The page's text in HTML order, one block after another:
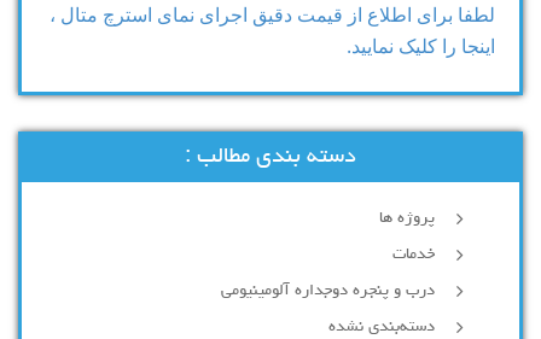
لطفا برای اطلاع از قیمت دقیق اجرای نمای استرچ متال ،
اینجا را کلیک نمایید.
دسته بندی مطالب :
پروژه ها
خدمات
درب و پنجره دوجداره آلومینیومی
دسته‌بندی نشده